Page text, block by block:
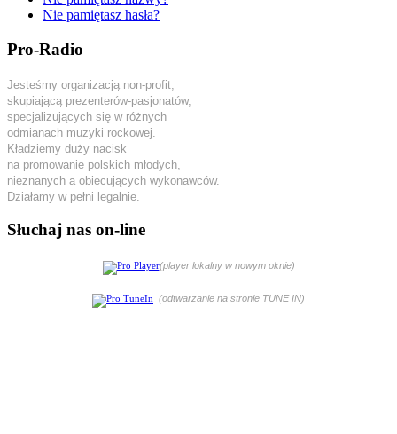
Nie pamiętasz hasła?
Pro-Radio
Jesteśmy organizacją non-profit,
skupiającą prezenterów-pasjonatów,
specjalizujących się w różnych
odmianach muzyki rockowej.
Kładziemy duży nacisk
na promowanie polskich młodych,
nieznanych a obiecujących wykonawców.
Działamy w pełni legalnie.
Słuchaj nas on-line
(player lokalny w nowym oknie)
(odtwarzanie na stronie TUNE IN)